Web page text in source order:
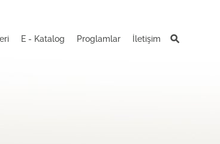
E - Katalog Proglamlar İletişim